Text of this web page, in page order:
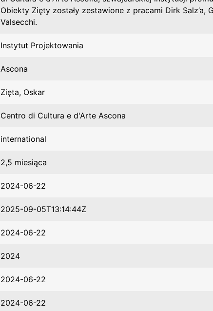
Obiekty Zięty zostały zestawione z pracami Dirk Salz’a,
Valsecchi.
Instytut Projektowania
Ascona
Zięta, Oskar
Centro di Cultura e d'Arte Ascona
international
2,5 miesiąca
2024-06-22
2025-09-05T13:14:44Z
2024-06-22
2024
2024-06-22
2024-06-22